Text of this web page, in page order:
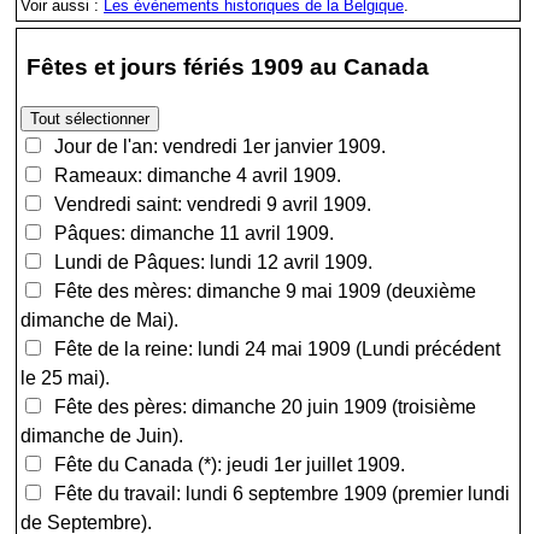
Voir aussi : Les évènements historiques de la Belgique
Fêtes et jours fériés 1909 au Canada
Jour de l'an: vendredi 1er janvier 1909.
Rameaux: dimanche 4 avril 1909.
Vendredi saint: vendredi 9 avril 1909.
Pâques: dimanche 11 avril 1909.
Lundi de Pâques: lundi 12 avril 1909.
Fête des mères: dimanche 9 mai 1909 (deuxième
dimanche de Mai).
Fête de la reine: lundi 24 mai 1909 (Lundi précédent
le 25 mai).
Fête des pères: dimanche 20 juin 1909 (troisième
dimanche de Juin).
Fête du Canada (*): jeudi 1er juillet 1909.
Fête du travail: lundi 6 septembre 1909 (premier lundi
de Septembre).